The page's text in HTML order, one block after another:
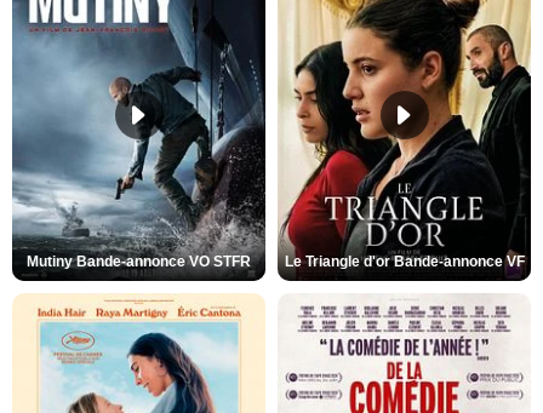
Mutiny Bande-annonce VO STFR Le Triangle d'or Bande-annonce VF